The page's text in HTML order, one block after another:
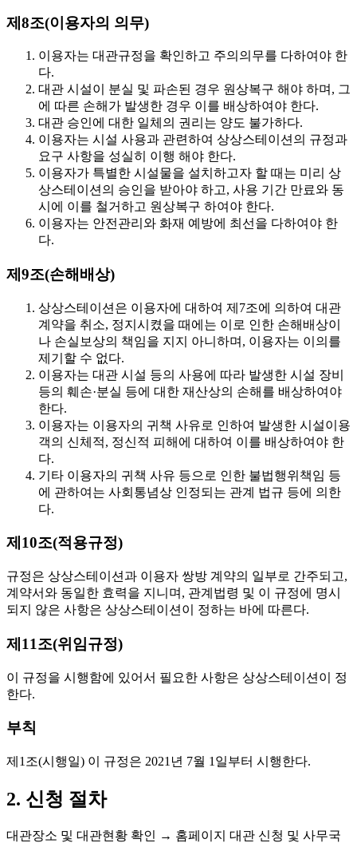
제8조(이용자의 의무)
이용자는 대관규정을 확인하고 주의의무를 다하여야 한
다.
대관 시설이 분실 및 파손된 경우 원상복구 해야 하며, 그
에 따른 손해가 발생한 경우 이를 배상하여야 한다.
대관 승인에 대한 일체의 권리는 양도 불가하다.
이용자는 시설 사용과 관련하여 상상스테이션의 규정과
요구 사항을 성실히 이행 해야 한다.
이용자가 특별한 시설물을 설치하고자 할 때는 미리 상
상스테이션의 승인을 받아야 하고, 사용 기간 만료와 동
시에 이를 철거하고 원상복구 하여야 한다.
이용자는 안전관리와 화재 예방에 최선을 다하여야 한
다.
제9조(손해배상)
상상스테이션은 이용자에 대하여 제7조에 의하여 대관
계약을 취소, 정지시켰을 때에는 이로 인한 손해배상이
나 손실보상의 책임을 지지 아니하며, 이용자는 이의를
제기할 수 없다.
이용자는 대관 시설 등의 사용에 따라 발생한 시설 장비
등의 훼손·분실 등에 대한 재산상의 손해를 배상하여야
한다.
이용자는 이용자의 귀책 사유로 인하여 발생한 시설이용
객의 신체적, 정신적 피해에 대하여 이를 배상하여야 한
다.
기타 이용자의 귀책 사유 등으로 인한 불법행위책임 등
에 관하여는 사회통념상 인정되는 관계 법규 등에 의한
다.
제10조(적용규정)
규정은 상상스테이션과 이용자 쌍방 계약의 일부로 간주되고,
계약서와 동일한 효력을 지니며, 관계법령 및 이 규정에 명시
되지 않은 사항은 상상스테이션이 정하는 바에 따른다.
제11조(위임규정)
이 규정을 시행함에 있어서 필요한 사항은 상상스테이션이 정
한다.
부칙
제1조(시행일) 이 규정은 2021년 7월 1일부터 시행한다.
2. 신청 절차
대관장소 및 대관현황 확인 → 홈페이지 대관 신청 및 사무국